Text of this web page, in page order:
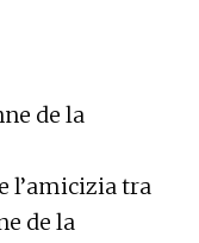
de la
l’amicizia tra
de la